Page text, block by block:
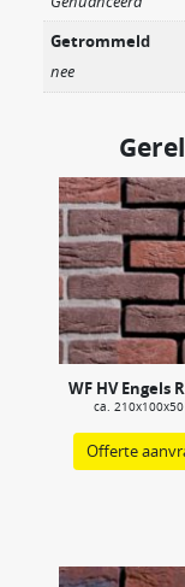
Getrommeld
nee
WF HV Engels
ca.
Offerte